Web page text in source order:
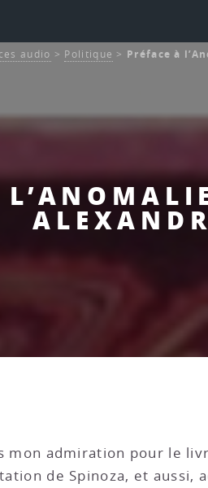
audio > Politique > Préface à
mon admiration pour le
de Spinoza, et